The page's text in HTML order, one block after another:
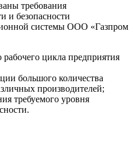
требования
и безопасности
системы ООО «Газпром
рабочего цикла предприятия
большого количества
производителей;
требуемого уровня